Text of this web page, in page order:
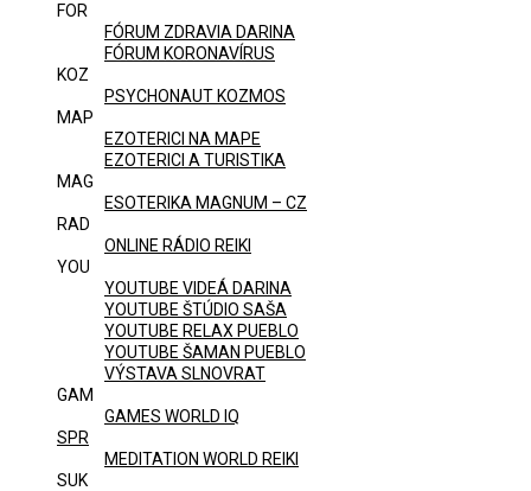
FOR
FÓRUM ZDRAVIA DARINA
FÓRUM KORONAVÍRUS
KOZ
PSYCHONAUT KOZMOS
MAP
EZOTERICI NA MAPE
EZOTERICI A TURISTIKA
MAG
ESOTERIKA MAGNUM – CZ
RAD
ONLINE RÁDIO REIKI
YOU
YOUTUBE VIDEÁ DARINA
YOUTUBE ŠTÚDIO SAŠA
YOUTUBE RELAX PUEBLO
YOUTUBE ŠAMAN PUEBLO
VÝSTAVA SLNOVRAT
GAM
GAMES WORLD IQ
SPR
MEDITATION WORLD REIKI
SUK